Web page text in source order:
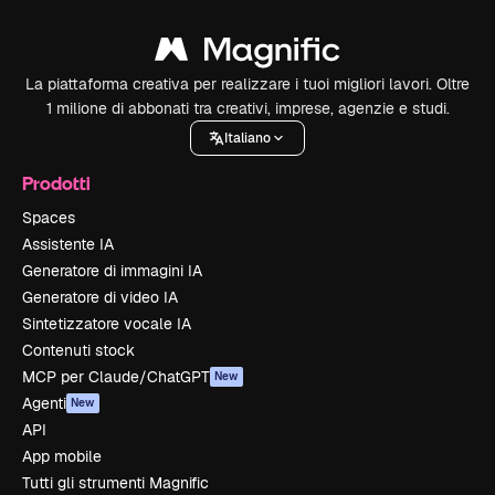
La piattaforma creativa per realizzare i tuoi migliori lavori. Oltre
1 milione di abbonati tra creativi, imprese, agenzie e studi.
Italiano
Prodotti
Spaces
Assistente IA
Generatore di immagini IA
Generatore di video IA
Sintetizzatore vocale IA
Contenuti stock
MCP per Claude/ChatGPT New
Agenti New
API
App mobile
Tutti gli strumenti Magnific